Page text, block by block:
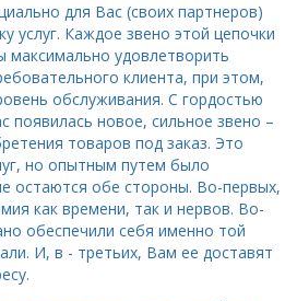
для Вас (своих партнеров)
услуг. Каждое звено этой цепочки
максимально удовлетворить
клиента, при этом,
обслуживания. С гордостью
появилась новое, сильное звено –
товаров под заказ. Это
но опытным путем было
остаются обе стороны. Во-первых,
как времени, так и нервов. Во-
обеспечили себя именно той
И, в - третьих, Вам ее доставят